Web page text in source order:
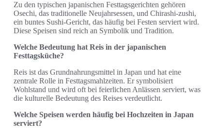
Zu den typischen japanischen Festtagsgerichten gehören
Osechi, das traditionelle Neujahrsessen, und Chirashi-zushi,
ein buntes Sushi-Gericht, das häufig bei Festen serviert wird.
Diese Speisen sind reich an Symbolik und Tradition.
Welche Bedeutung hat Reis in der japanischen
Festtagsküche?
Reis ist das Grundnahrungsmittel in Japan und hat eine
zentrale Rolle in Festtagsmahlzeiten. Er symbolisiert
Wohlstand und wird oft bei feierlichen Anlässen serviert, was
die kulturelle Bedeutung des Reises verdeutlicht.
Welche Speisen werden häufig bei Hochzeiten in Japan
serviert?